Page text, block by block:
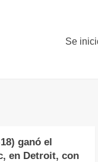
Se
ganó el
en Detroit, con